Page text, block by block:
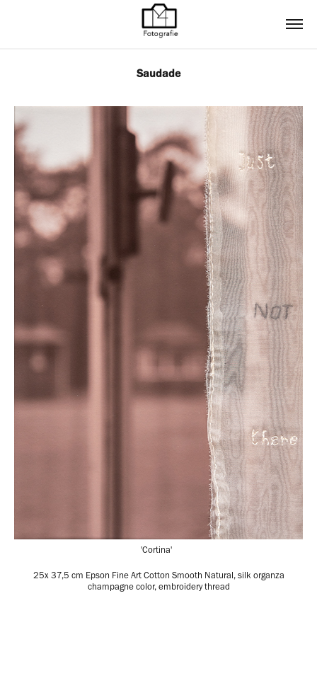
Saudade
'Cortina'
25x 37,5 cm Epson Fine Art Cotton Smooth Natural, silk organza
champagne color, embroidery thread